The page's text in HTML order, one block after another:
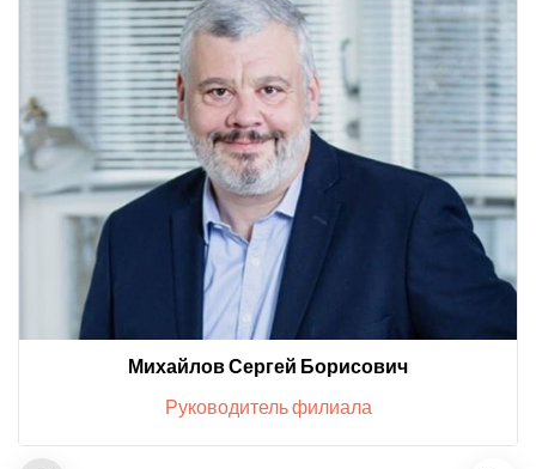
Михайлов Сергей Борисович
Руководитель филиала